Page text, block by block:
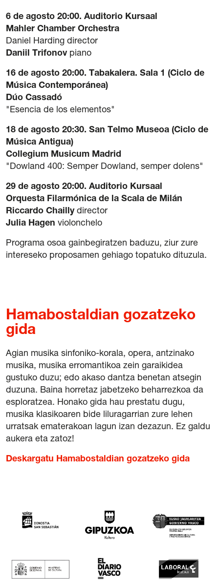
Gardentasuna
Kontratazioa
Legezko oharra
Cookie politika
Sarrerak erosteko baldintza orokorrak
Salaketen Kanala
6 de agosto 20:00. Auditorio Kursaal
Mahler Chamber Orchestra
Daniel Harding director
Daniil Trifonovpiano
16 de agosto 20:00. Tabakalera. Sala 1 (Ciclo de
Música Contemporánea)
Dúo Cassadó
"Esencia de los elementos"
18 de agosto 20:30. San Telmo Museoa (Ciclo de
Música Antigua)
Collegium Musicum Madrid
"Dowland 400: Semper Dowland, semper dolens"
29 de agosto 20:00. Auditorio Kursaal
Orquesta Filarmónica de la Scala de Milán
Riccardo Chailly director
Julia Hagen violonchelo
Programa osoa gainbegiratzen baduzu, ziur zure
intereseko proposamen gehiago topatuko dituzula.
Hamabostaldian gozatzeko
gida
Agian musika sinfoniko-korala, opera, antzinako
musika, musika erromantikoa zein garaikidea
gustuko duzu; edo akaso dantza benetan atsegin
duzuna. Baina horretaz jabetzeko beharrezkoa da
esploratzea. Honako gida hau prestatu dugu,
musika klasikoaren bide liluragarrian zure lehen
urratsak ematerakoan lagun izan dezazun. Ez galdu
aukera eta zatoz!
Deskargatu Hamabostaldian gozatzeko gida